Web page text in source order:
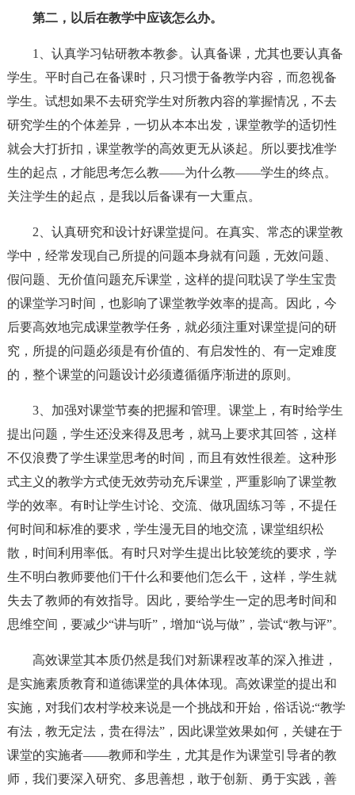
第二，以后在教学中应该怎么办。
1、认真学习钻研教本教参。认真备课，尤其也要认真备
学生。平时自己在备课时，只习惯于备教学内容，而忽视备
学生。试想如果不去研究学生对所教内容的掌握情况，不去
研究学生的个体差异，一切从本本出发，课堂教学的适切性
就会大打折扣，课堂教学的高效更无从谈起。所以要找准学
生的起点，才能思考怎么教——为什么教——学生的终点。
关注学生的起点，是我以后备课有一大重点。
2、认真研究和设计好课堂提问。在真实、常态的课堂教
学中，经常发现自己所提的问题本身就有问题，无效问题、
假问题、无价值问题充斥课堂，这样的提问耽误了学生宝贵
的课堂学习时间，也影响了课堂教学效率的提高。因此，今
后要高效地完成课堂教学任务，就必须注重对课堂提问的研
究，所提的问题必须是有价值的、有启发性的、有一定难度
的，整个课堂的问题设计必须遵循循序渐进的原则。
3、加强对课堂节奏的把握和管理。课堂上，有时给学生
提出问题，学生还没来得及思考，就马上要求其回答，这样
不仅浪费了学生课堂思考的时间，而且有效性很差。这种形
式主义的教学方式使无效劳动充斥课堂，严重影响了课堂教
学的效率。有时让学生讨论、交流、做巩固练习等，不提任
何时间和标准的要求，学生漫无目的地交流，课堂组织松
散，时间利用率低。有时只对学生提出比较笼统的要求，学
生不明白教师要他们干什么和要他们怎么干，这样，学生就
失去了教师的有效指导。因此，要给学生一定的思考时间和
思维空间，要减少“讲与听”，增加“说与做”，尝试“教与评”。
高效课堂其本质仍然是我们对新课程改革的深入推进，
是实施素质教育和道德课堂的具体体现。高效课堂的提出和
实施，对我们农村学校来说是一个挑战和开始，俗话说:“教学
有法，教无定法，贵在得法”，因此课堂效果如何，关键在于
课堂的实施者——教师和学生，尤其是作为课堂引导者的教
师，我们要深入研究、多思善想，敢于创新、勇于实践，善